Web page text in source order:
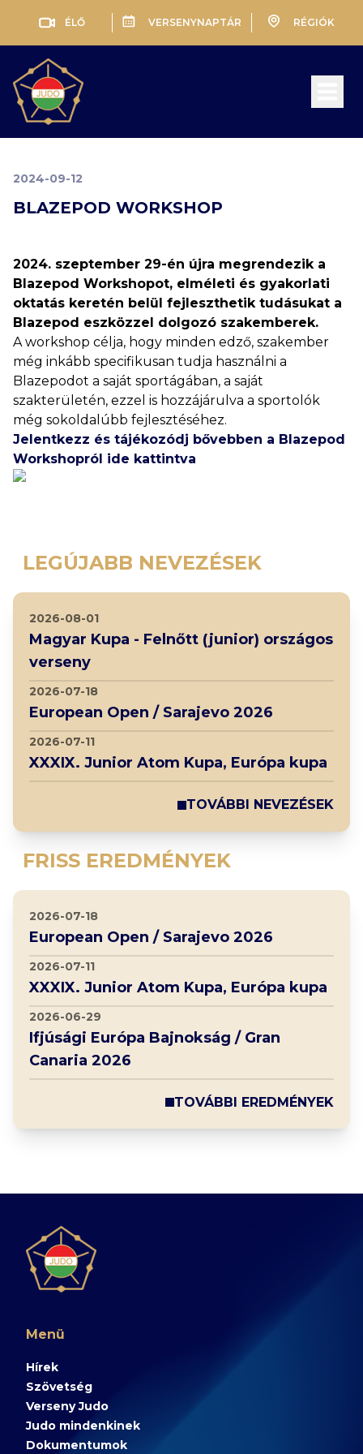
ÉLŐ VERSENYNAPTÁR RÉGIÓK
2024-09-12
BLAZEPOD WORKSHOP
2024. szeptember 29-én újra megrendezik a
Blazepod Workshopot, elméleti és gyakorlati
oktatás keretén belül fejleszthetik tudásukat a
Blazepod eszközzel dolgozó szakemberek.
A workshop célja, hogy minden edző, szakember
még inkább specifikusan tudja használni a
Blazepodot a saját sportágában, a saját
szakterületén, ezzel is hozzájárulva a sportolók
még sokoldalúbb fejlesztéséhez.
Jelentkezz és tájékozódj bővebben a Blazepod
Workshopról ide kattintva
LEGÚJABB NEVEZÉSEK
FRISS EREDMÉNYEK
2026-08-01
Magyar Kupa - Felnőtt (junior) országos
verseny
2026-07-18
European Open / Sarajevo 2026
2026-07-11
XXXIX. Junior Atom Kupa, Európa kupa
TOVÁBBI NEVEZÉSEK
2026-07-18
European Open / Sarajevo 2026
2026-07-11
XXXIX. Junior Atom Kupa, Európa kupa
2026-06-29
Ifjúsági Európa Bajnokság / Gran
Canaria 2026
TOVÁBBI EREDMÉNYEK
Menü
Hírek
Szövetség
Verseny Judo
Judo mindenkinek
Dokumentumok